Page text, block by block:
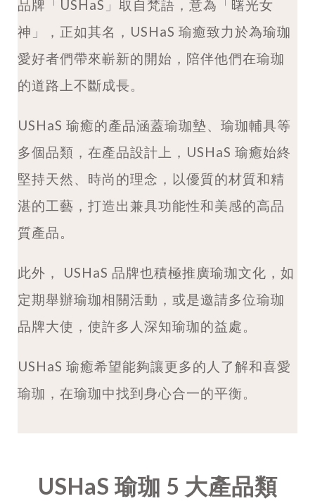
品牌「USHaS」取自梵語，意為「曙光女
神」，正如其名，USHaS 瑜癒致力於為瑜珈
愛好者們帶來嶄新的開始，陪伴他們在瑜珈
的道路上不斷成長。
USHaS 瑜癒的產品涵蓋瑜珈墊、瑜珈輔具等
多個品類，在產品設計上， USHaS 瑜癒始終
堅持天然、時尚的理念，以優質的材質和精
湛的工藝，打造出兼具功能性和美感的高品
質產品。
此外， USHaS 品牌也積極推廣瑜珈文化，如
定期舉辦瑜珈相關活動，或是邀請多位瑜珈
品牌大使，使許多人深知瑜珈的益處。
USHaS 瑜癒希望能夠讓更多的人了解和喜愛
瑜珈，在瑜珈中找到身心合一的平衡。
USHaS 瑜珈 5 大產品類